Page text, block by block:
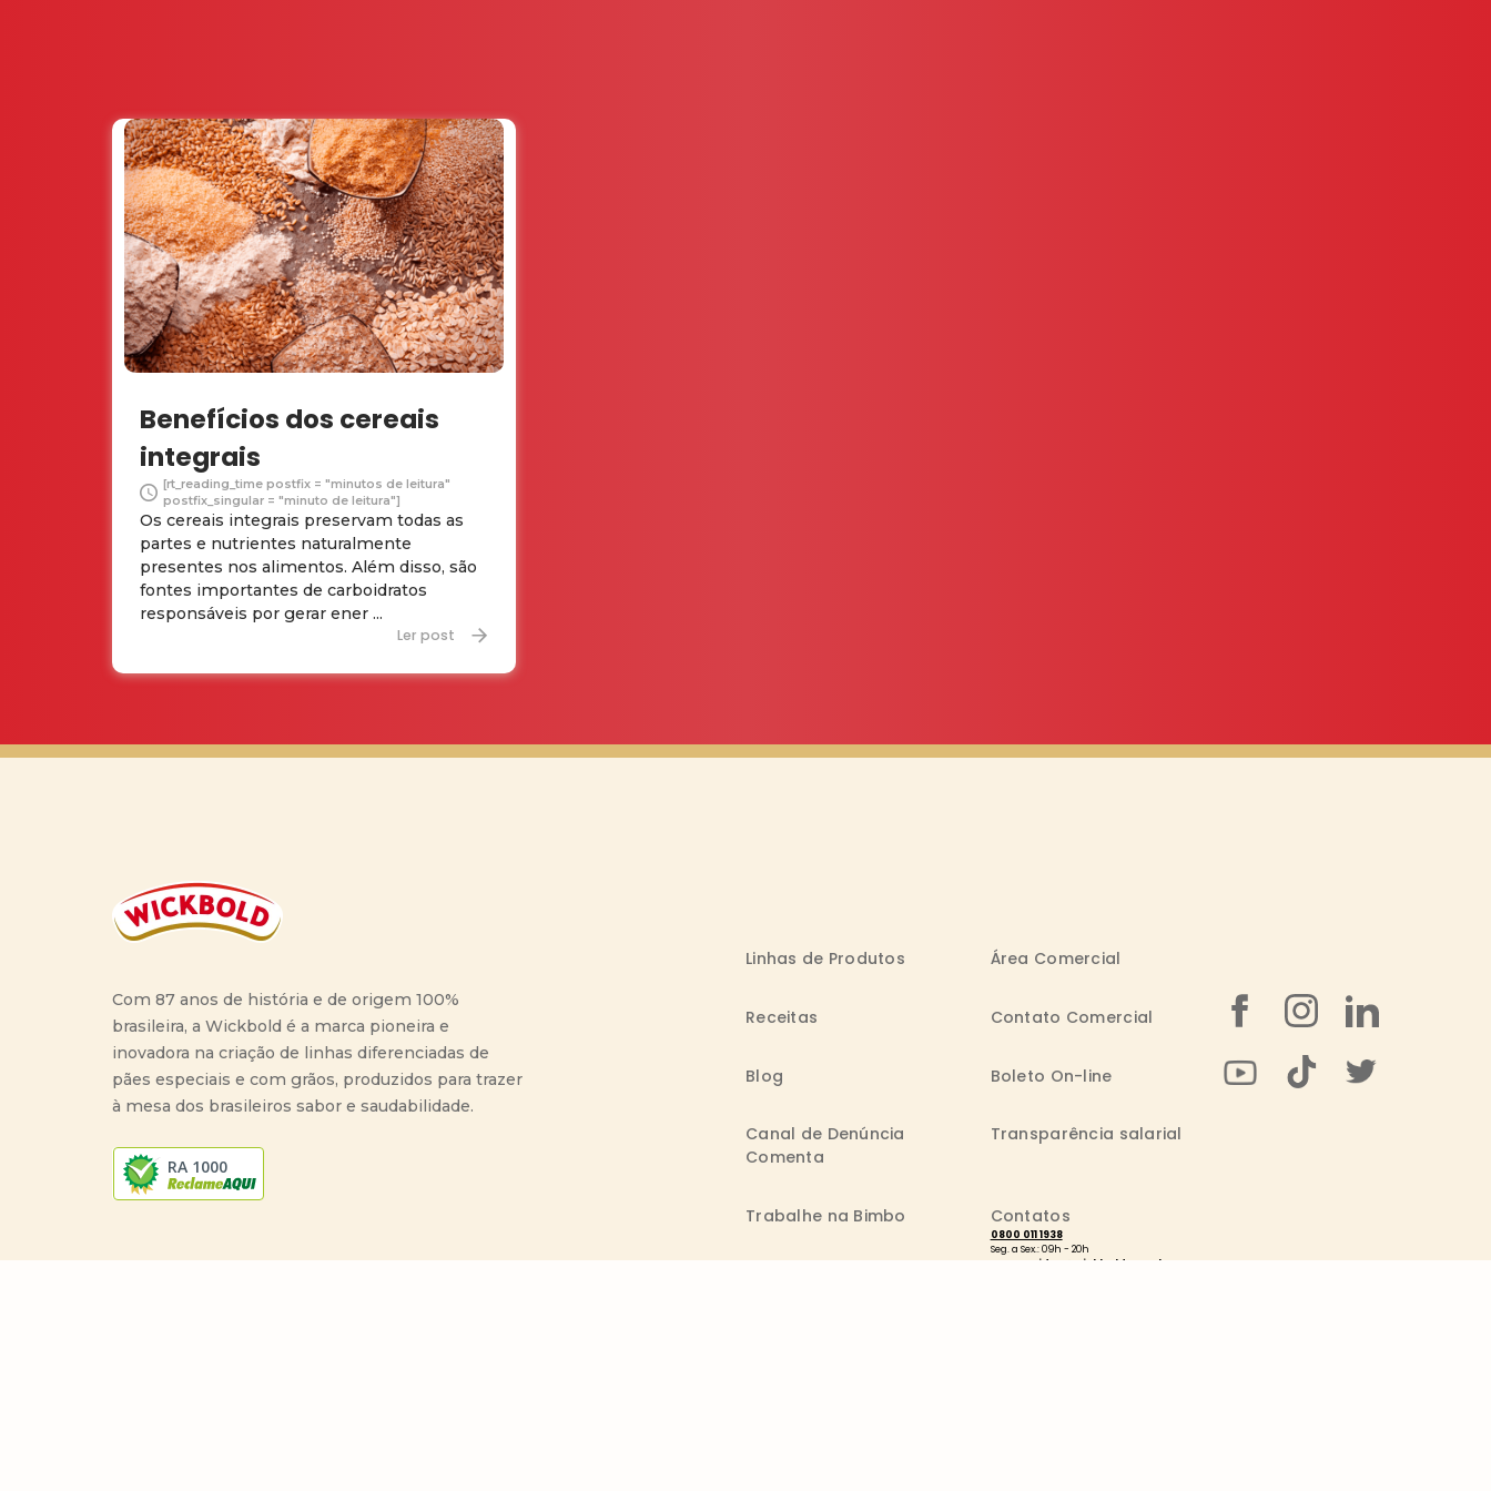
Benefícios dos cereais
integrais
[rt_reading_time postfix = "minutos de leitura"
postfix_singular = "minuto de leitura"]
Os cereais integrais preservam todas as
partes e nutrientes naturalmente
presentes nos alimentos. Além disso, são
fontes importantes de carboidratos
responsáveis por gerar ener ...
Ler post
Com 87 anos de história e de origem 100%
brasileira, a Wickbold é a marca pioneira e
inovadora na criação de linhas diferenciadas de
pães especiais e com grãos, produzidos para trazer
à mesa dos brasileiros sabor e saudabilidade.
RA 1000
Linhas de Produtos Área Comercial
Receitas Contato Comercial
Blog Boleto On-line
Canal de Denúncia
Comenta
Transparência salarial
Trabalhe na Bimbo Contatos
0800 011 1938
Seg. a Sex.: 09h - 20h
consumidor@wickbold.com.br